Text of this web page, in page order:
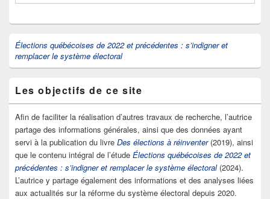
Élections québécoises de 2022 et précédentes : s’indigner et
remplacer le système électoral
Les objectifs de ce site
Afin de faciliter la réalisation d’autres travaux de recherche, l’autrice
partage des informations générales, ainsi que des données ayant
servi à la publication du livre Des élections à réinventer(2019), ainsi
que le contenu intégral de l’étude Élections québécoises de 2022 et
précédentes : s’indigner et remplacer le système électoral(2024).
L’autrice y partage également des informations et des analyses liées
aux actualités sur la réforme du système électoral depuis 2020.